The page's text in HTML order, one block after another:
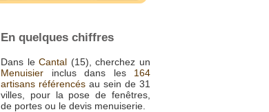
En quelques chiffres
Dans leCantal (15), cherchez un
Menuisier inclus dans les 164
artisans référencés au sein de 31
villes, pour la pose de fenêtres,
de portes ou le devis menuiserie.